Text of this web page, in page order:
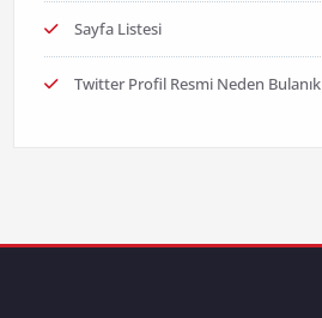
Sayfa Listesi
Twitter Profil Resmi Neden Bulanık